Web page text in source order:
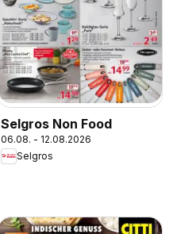
Selgros Non Food
06.08. - 12.08.2026
Selgros